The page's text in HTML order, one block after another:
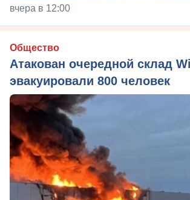
вчера в 12:00
Общество
Атакован очередной склад
эвакуировали 800 человек